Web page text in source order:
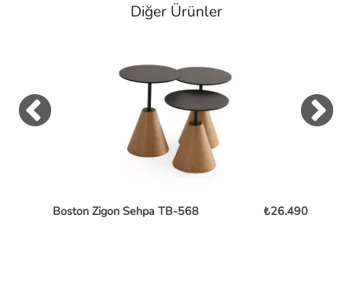
Diğer Ürünler
Boston Zigon Sehpa TB-568 ₺26.490